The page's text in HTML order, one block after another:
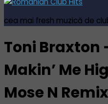
cea mai fresh muzică de
Toni Braxton
Makin’ Me
Mose N